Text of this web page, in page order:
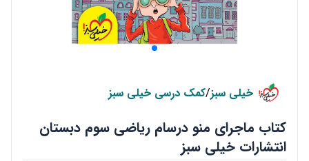
خیلی سبز/کمک درسی خیلی سبز
کتاب ماجرای منو درسام ریاضی سوم دبستان
انتشارات خیلی سبز